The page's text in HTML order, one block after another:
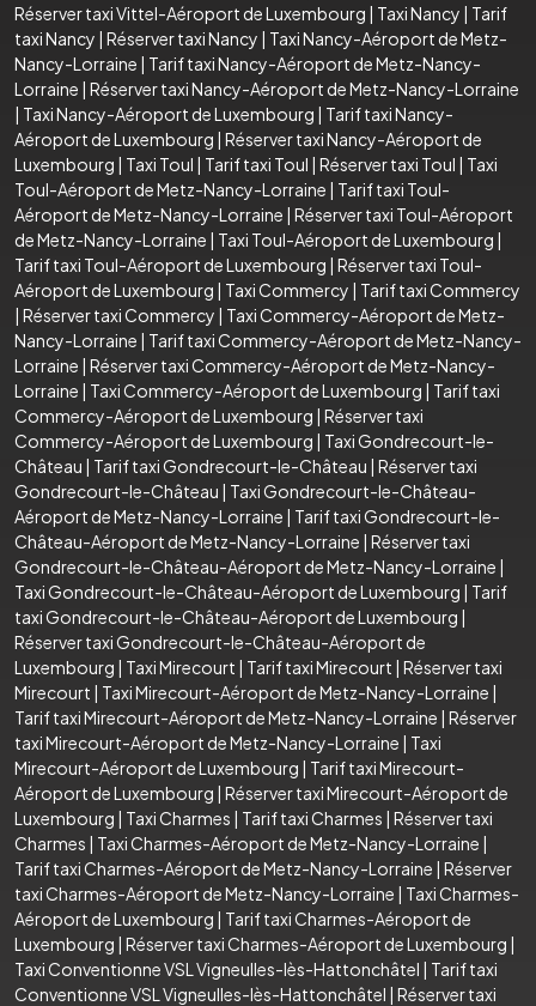
Réserver taxi Vittel-Aéroport de Luxembourg | Taxi Nancy | Tarif
taxi Nancy | Réserver taxi Nancy | Taxi Nancy-Aéroport de Metz-
Nancy-Lorraine | Tarif taxi Nancy-Aéroport de Metz-Nancy-
Lorraine | Réserver taxi Nancy-Aéroport de Metz-Nancy-Lorraine
| Taxi Nancy-Aéroport de Luxembourg | Tarif taxi Nancy-
Aéroport de Luxembourg | Réserver taxi Nancy-Aéroport de
Luxembourg | Taxi Toul | Tarif taxi Toul | Réserver taxi Toul | Taxi
Toul-Aéroport de Metz-Nancy-Lorraine | Tarif taxi Toul-
Aéroport de Metz-Nancy-Lorraine | Réserver taxi Toul-Aéroport
de Metz-Nancy-Lorraine | Taxi Toul-Aéroport de Luxembourg |
Tarif taxi Toul-Aéroport de Luxembourg | Réserver taxi Toul-
Aéroport de Luxembourg | Taxi Commercy | Tarif taxi Commercy
| Réserver taxi Commercy | Taxi Commercy-Aéroport de Metz-
Nancy-Lorraine | Tarif taxi Commercy-Aéroport de Metz-Nancy-
Lorraine | Réserver taxi Commercy-Aéroport de Metz-Nancy-
Lorraine | Taxi Commercy-Aéroport de Luxembourg | Tarif taxi
Commercy-Aéroport de Luxembourg | Réserver taxi
Commercy-Aéroport de Luxembourg | Taxi Gondrecourt-le-
Château | Tarif taxi Gondrecourt-le-Château | Réserver taxi
Gondrecourt-le-Château | Taxi Gondrecourt-le-Château-
Aéroport de Metz-Nancy-Lorraine | Tarif taxi Gondrecourt-le-
Château-Aéroport de Metz-Nancy-Lorraine | Réserver taxi
Gondrecourt-le-Château-Aéroport de Metz-Nancy-Lorraine |
Taxi Gondrecourt-le-Château-Aéroport de Luxembourg | Tarif
taxi Gondrecourt-le-Château-Aéroport de Luxembourg |
Réserver taxi Gondrecourt-le-Château-Aéroport de
Luxembourg | Taxi Mirecourt | Tarif taxi Mirecourt | Réserver taxi
Mirecourt | Taxi Mirecourt-Aéroport de Metz-Nancy-Lorraine |
Tarif taxi Mirecourt-Aéroport de Metz-Nancy-Lorraine | Réserver
taxi Mirecourt-Aéroport de Metz-Nancy-Lorraine | Taxi
Mirecourt-Aéroport de Luxembourg | Tarif taxi Mirecourt-
Aéroport de Luxembourg | Réserver taxi Mirecourt-Aéroport de
Luxembourg | Taxi Charmes | Tarif taxi Charmes | Réserver taxi
Charmes | Taxi Charmes-Aéroport de Metz-Nancy-Lorraine |
Tarif taxi Charmes-Aéroport de Metz-Nancy-Lorraine | Réserver
taxi Charmes-Aéroport de Metz-Nancy-Lorraine | Taxi Charmes-
Aéroport de Luxembourg | Tarif taxi Charmes-Aéroport de
Luxembourg | Réserver taxi Charmes-Aéroport de Luxembourg |
Taxi Conventionne VSL Vigneulles-lès-Hattonchâtel | Tarif taxi
Conventionne VSL Vigneulles-lès-Hattonchâtel | Réserver taxi